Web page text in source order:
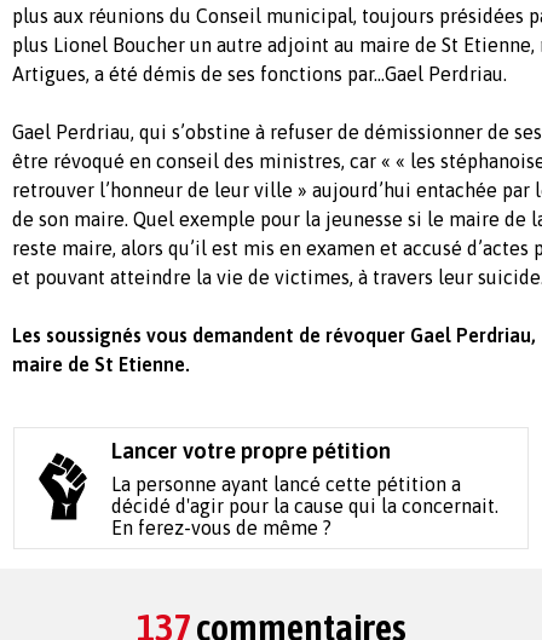
plus aux réunions du Conseil municipal, toujours présidées
plus Lionel Boucher un autre adjoint au maire de St
Artigues, a été démis de ses fonctions par…Gael Perdriau.
Gael Perdriau, qui s’obstine à refuser de démissionner de
être révoqué en conseil des ministres, car « « les
retrouver l’honneur de leur ville » aujourd’hui entachée
de son maire. Quel exemple pour la jeunesse si le maire de
reste maire, alors qu’il est mis en examen et accusé
et pouvant atteindre la vie de victimes, à travers leur
Les soussignés vous demandent de révoquer Gael
maire de St Etienne.
Lancer votre propre pétition
La personne ayant lancé cette pétition a
décidé d'agir pour la cause qui la concernait.
En ferez-vous de même ?
137commentaires